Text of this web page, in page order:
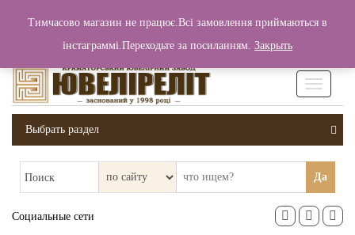
Вход / Регистрация 0 грн.
Выбрать раздел
Поиск Да
Социальные сети
Тимчасово магазин не працює.Всі замовлення приймаються в
інстаграммі.Переходьте за посиланням. Закрыть